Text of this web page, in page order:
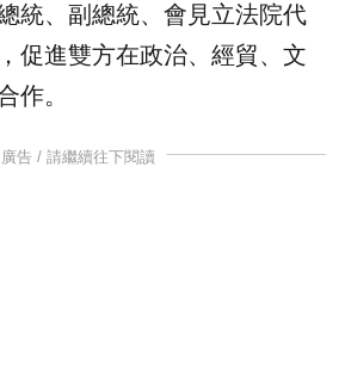
統、副總統、會見立法院代
促進雙方在政治、經貿、文
作。
廣告 / 請繼續往下閱讀